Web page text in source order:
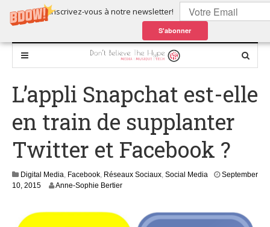
Inscrivez-vous à notre newsletter!
S'abonner
L’appli Snapchat est-elle
en train de supplanter
Twitter et Facebook ?
Digital Media, Facebook, Réseaux Sociaux, Social Media
September
10, 2015S
Anne-Sophie Bertier